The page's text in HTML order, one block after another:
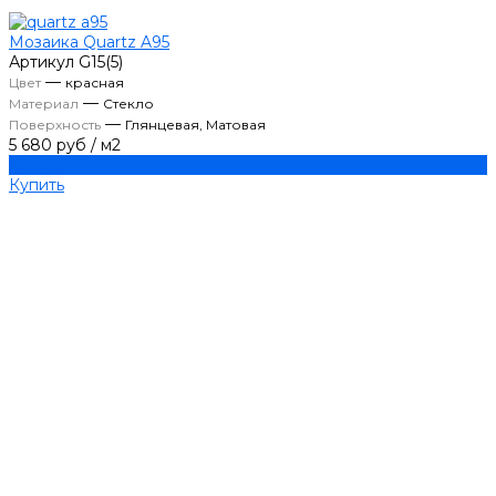
Мозаика Quartz A95
Артикул G15(5)
Цвет— красная
Материал — Стекло
Поверхность — Глянцевая, Матовая
5 680 руб / м2
Купить